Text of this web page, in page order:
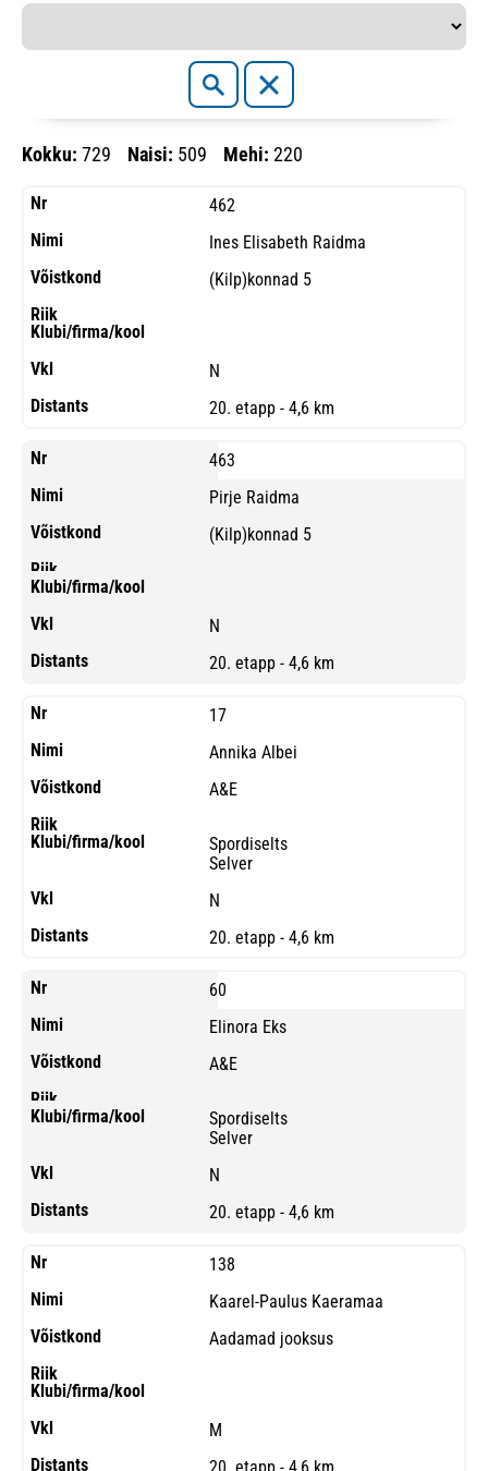
Kokku: 729 Naisi: 509 Mehi: 220
462
Ines Elisabeth Raidma
(Kilp)konnad 5
N
20. etapp - 4,6 km
463
Pirje Raidma
(Kilp)konnad 5
N
20. etapp - 4,6 km
17
Annika Albei
A&E
Spordiselts
Selver
N
20. etapp - 4,6 km
60
Elinora Eks
A&E
Spordiselts
Selver
N
20. etapp - 4,6 km
138
Kaarel-Paulus Kaeramaa
Aadamad jooksus
M
20. etapp - 4,6 km